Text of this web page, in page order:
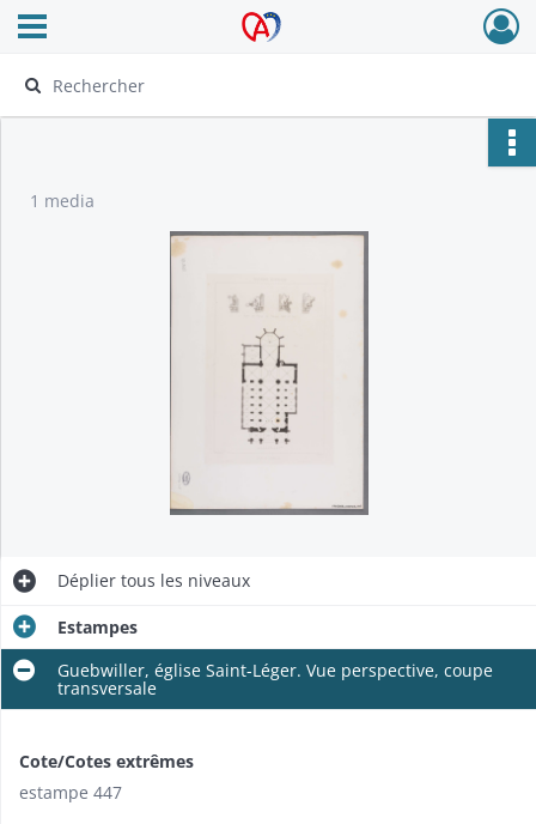
Archives Alsace - Colmar
Ouvrir le menu déroulant
1 media
Déplier tous les niveaux
Estampes
Guebwiller, église Saint-Léger. Vue perspective, coupe
transversale
Cote/Cotes extrêmes
estampe 447